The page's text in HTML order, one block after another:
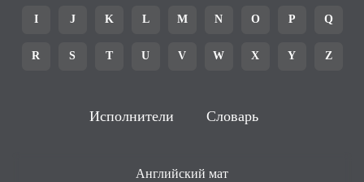
I J K L M N O P Q
R S T U V W X Y Z
Исполнители Словарь
Английский мат